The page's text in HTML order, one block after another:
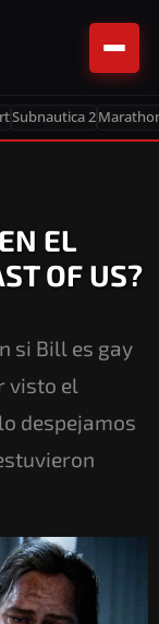
Subnautica 2
EL
OF US?
si Bill es gay
visto el
despejamos